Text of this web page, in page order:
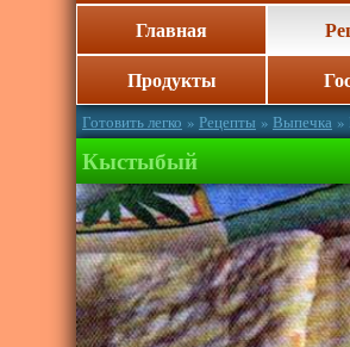
Главная
Продукты
Готовить легко » Рецепты » Выпечка
Кыстыбый